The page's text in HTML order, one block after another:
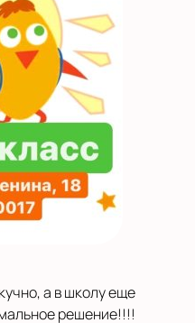
а в школу еще
решение!!!!